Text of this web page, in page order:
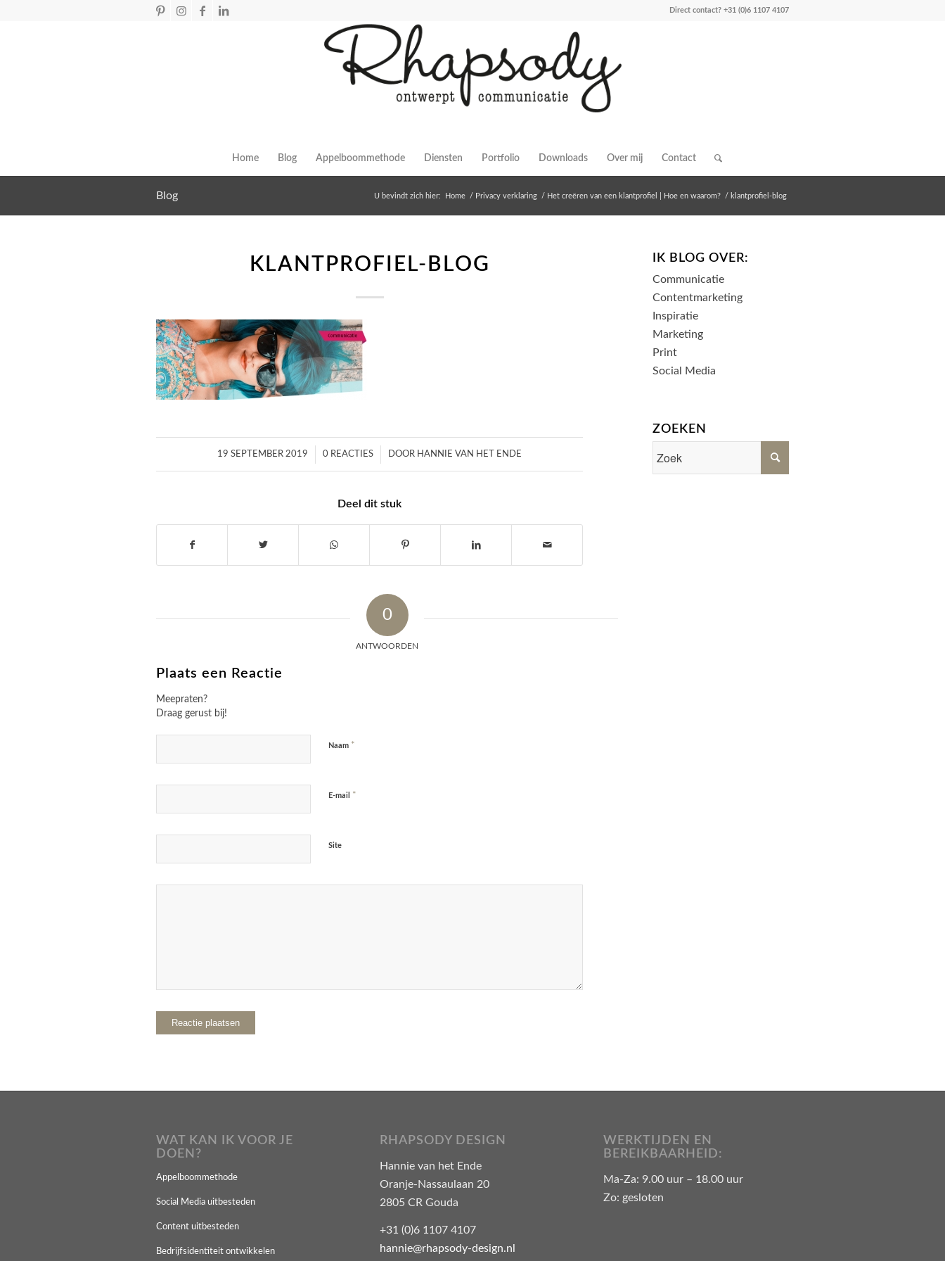
Direct contact? +31 (0)6 1107 4107
Home Blog Appelboommethode Diensten Portfolio Downloads Over mij Contact
Blog U bevindt zich hier: Home / Privacy verklaring / Het creëren van een klantprofiel | Hoe en waarom? / klantprofiel-blog
KLANTPROFIEL-BLOG
19 SEPTEMBER 2019
/ 0 REACTIES
/ DOOR HANNIE VAN HET ENDE
Deel dit stuk
0
ANTWOORDEN
Plaats een Reactie
Meepraten?
Draag gerust bij!
Naam *
E-mail *
Site
IK BLOG OVER:
Communicatie
Contentmarketing
Inspiratie
Marketing
Print
Social Media
ZOEKEN
WAT KAN IK VOOR JE
DOEN?
Appelboommethode
Social Media uitbesteden
Content uitbesteden
Bedrijfsidentiteit ontwikkelen
RHAPSODY DESIGN
Hannie van het Ende
Oranje-Nassaulaan 20
2805 CR Gouda
+31 (0)6 1107 4107
hannie@rhapsody-design.nl
WERKTIJDEN EN
BEREIKBAARHEID:
Ma-Za: 9.00 uur – 18.00 uur
Zo: gesloten